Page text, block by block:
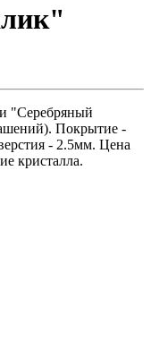
"Серебряный
Покрытие -
- 2.5мм. Цена
кристалла.